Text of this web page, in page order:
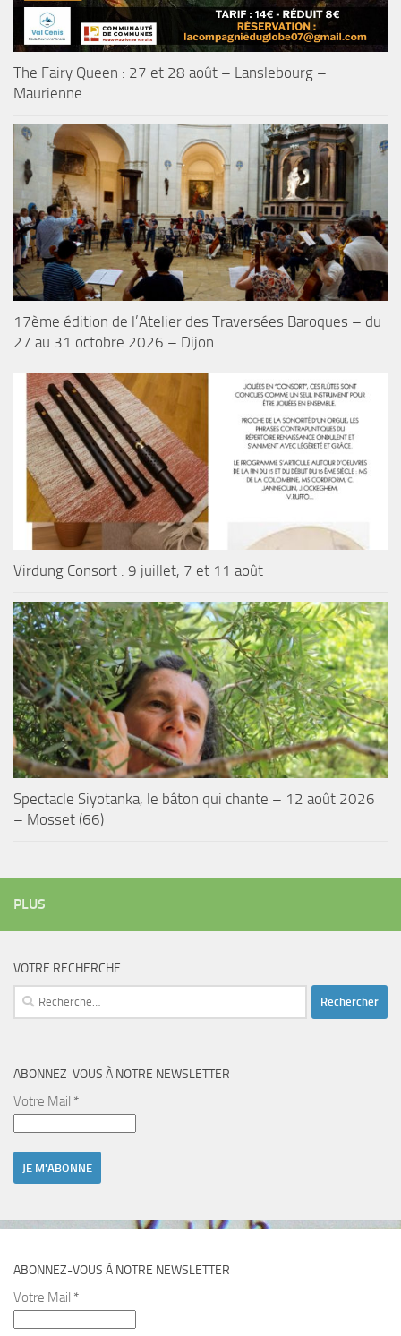
The Fairy Queen : 27 et 28 août – Lanslebourg –
Maurienne
17ème édition de l’Atelier des Traversées Baroques – du
27 au 31 octobre 2026 – Dijon
Virdung Consort : 9 juillet, 7 et 11 août
Spectacle Siyotanka, le bâton qui chante – 12 août 2026
– Mosset (66)
PLUS
VOTRE RECHERCHE
Rechercher :
ABONNEZ-VOUS À NOTRE NEWSLETTER
Votre Mail *
ABONNEZ-VOUS À NOTRE NEWSLETTER
Votre Mail *